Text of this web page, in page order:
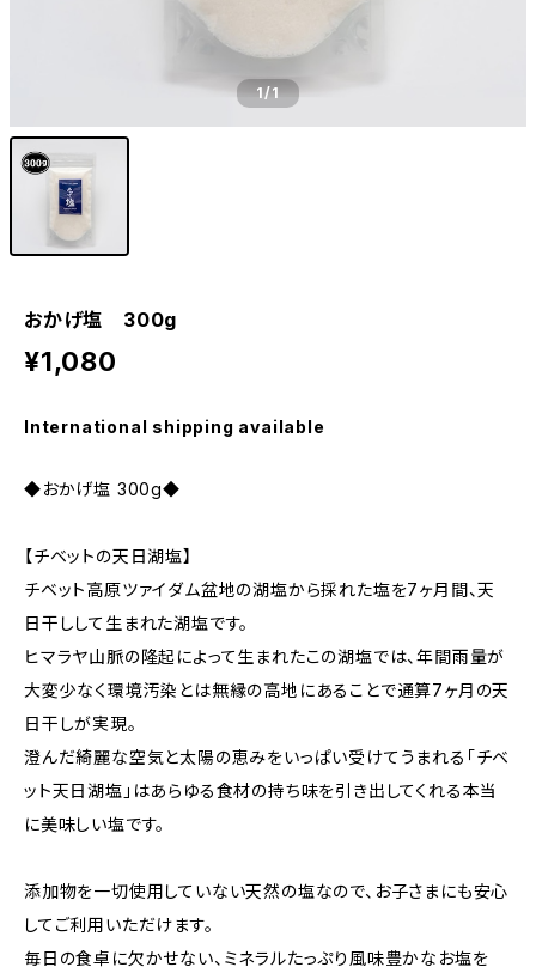
1/1
おかげ塩 300g
¥1,080
International shipping available
◆おかげ塩 300g◆
【チベットの天日湖塩】
チベット高原ツァイダム盆地の湖塩から採れた塩を7ヶ月間、天
日干しして生まれた湖塩です。
ヒマラヤ山脈の隆起によって生まれたこの湖塩では、年間雨量が
大変少なく環境汚染とは無縁の高地にあることで通算7ヶ月の天
日干しが実現。
澄んだ綺麗な空気と太陽の恵みをいっぱい受けてうまれる「チベ
ット天日湖塩」はあらゆる食材の持ち味を引き出してくれる本当
に美味しい塩です。
添加物を一切使用していない天然の塩なので、お子さまにも安心
してご利用いただけます。
毎日の食卓に欠かせない、ミネラルたっぷり風味豊かなお塩を